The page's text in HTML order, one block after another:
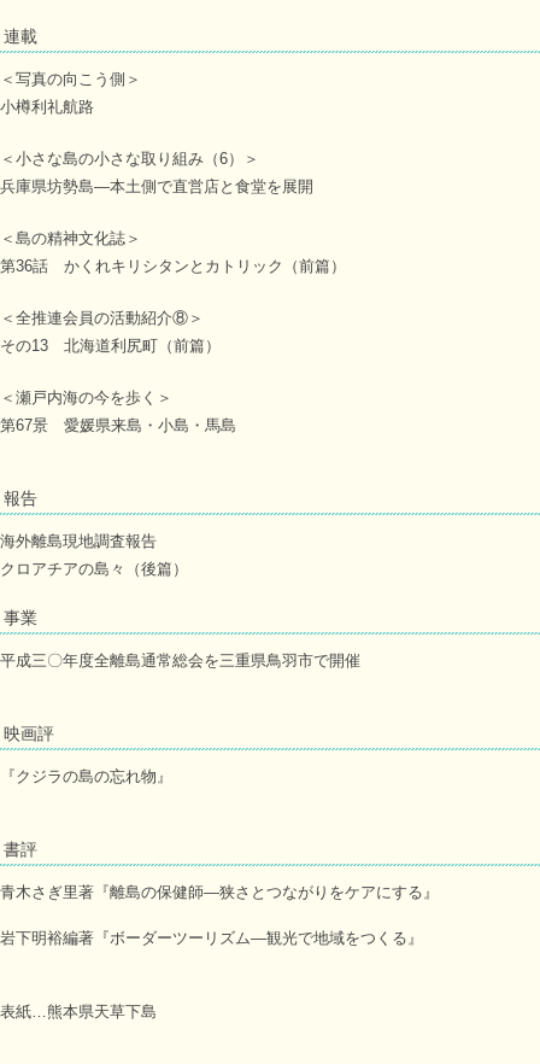
連載
＜写真の向こう側＞
小樽利礼航路
＜小さな島の小さな取り組み（6）＞
兵庫県坊勢島―本土側で直営店と食堂を展開
＜島の精神文化誌＞
第36話 かくれキリシタンとカトリック（前篇）
＜全推連会員の活動紹介⑧＞
その13 北海道利尻町（前篇）
＜瀬戸内海の今を歩く＞
第67景 愛媛県来島・小島・馬島
報告
海外離島現地調査報告
クロアチアの島々（後篇）
事業
平成三〇年度全離島通常総会を三重県鳥羽市で開催
映画評
『クジラの島の忘れ物』
書評
青木さぎ里著『離島の保健師―狭さとつながりをケアにする』
岩下明裕編著『ボーダーツーリズム―観光で地域をつくる』
表紙…熊本県天草下島